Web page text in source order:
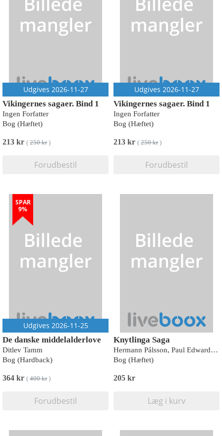
Udgives 2026-11-27
Vikingernes sagaer. Bind 1
Ingen Forfatter
Bog (Hæftet)
213 kr ( 250 kr)
Forudbestil
Udgives 2026-11-27
Vikingernes sagaer. Bind 1
Ingen Forfatter
Bog (Hæftet)
213 kr ( 250 kr)
Forudbestil
SPAR
9%
Udgives 2026-11-25
De danske middelalderlove
Ditlev Tamm
Bog (Hardback)
364 kr ( 400 kr)
Forudbestil
Knytlinga Saga
Hermann Pálsson, Paul Edwards (transl.)
Bog (Hæftet)
205 kr
Læg i kurv